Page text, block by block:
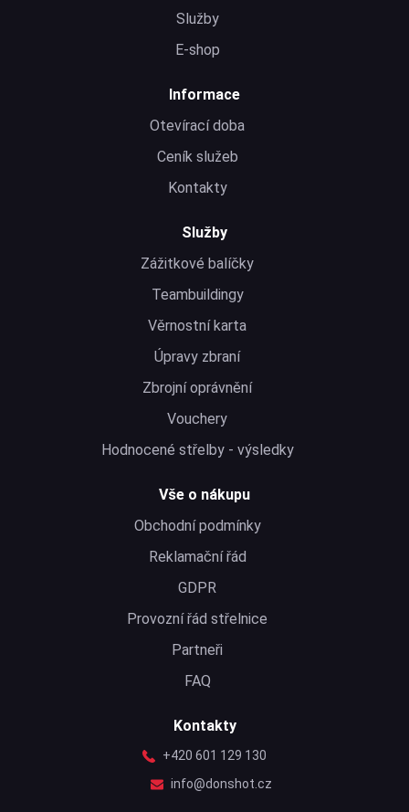
Služby
E-shop
Informace
Otevírací doba
Ceník služeb
Kontakty
Služby
Zážitkové balíčky
Teambuildingy
Věrnostní karta
Úpravy zbraní
Zbrojní oprávnění
Vouchery
Hodnocené střelby - výsledky
Vše o nákupu
Obchodní podmínky
Reklamační řád
GDPR
Provozní řád střelnice
Partneři
FAQ
Kontakty
+420 601 129 130
info@donshot.cz